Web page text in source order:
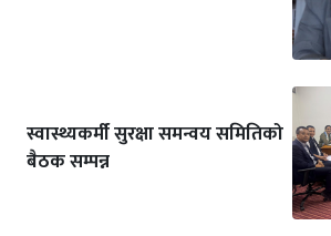
स्वास्थ्यकर्मी सुरक्षा समन्वय समितिको
बैठक सम्पन्न